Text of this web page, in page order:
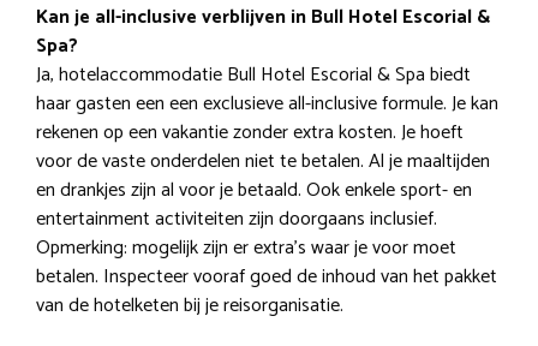
Kan je all-inclusive verblijven in Bull Hotel Escorial &
Spa?
Ja, hotelaccommodatie Bull Hotel Escorial & Spa biedt
haar gasten een een exclusieve all-inclusive formule. Je kan
rekenen op een vakantie zonder extra kosten. Je hoeft
voor de vaste onderdelen niet te betalen. Al je maaltijden
en drankjes zijn al voor je betaald. Ook enkele sport- en
entertainment activiteiten zijn doorgaans inclusief.
Opmerking: mogelijk zijn er extra’s waar je voor moet
betalen. Inspecteer vooraf goed de inhoud van het pakket
van de hotelketen bij je reisorganisatie.